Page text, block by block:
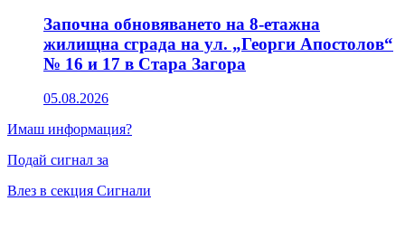
Започна обновяването на 8-етажна
жилищна сграда на ул. „Георги Апостолов“
№ 16 и 17 в Стара Загора
05.08.2026
Имаш информация?
Подай сигнал за
Влез в секция Сигнали